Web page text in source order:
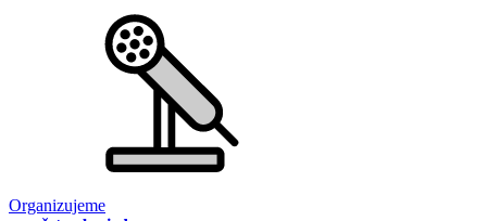
Organizujeme